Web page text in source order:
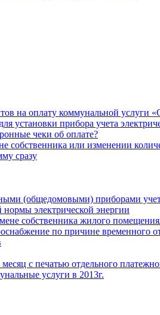
на оплату коммунальной услуги
установки прибора учета
чеки об оплате?
собственника или изменении
сразу
(общедомовыми) приборами
электрической энергии
собственника жилого
по причине временного
с печатью отдельного
услуги в 2013г.